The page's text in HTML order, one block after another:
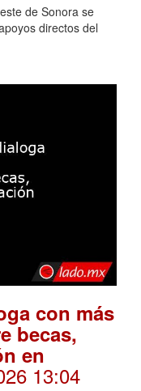
de Sonora se
directos del
con más
becas,
en
13:04